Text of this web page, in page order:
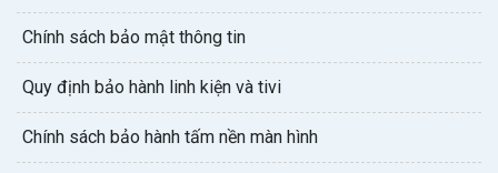
Chính sách bảo mật thông tin
Quy định bảo hành linh kiện và tivi
Chính sách bảo hành tấm nền màn hình